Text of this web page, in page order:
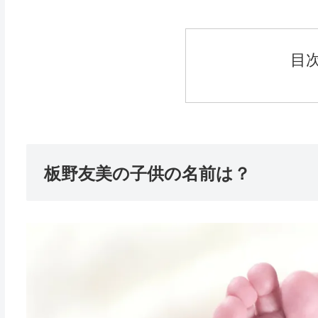
目
板野友美の子供の名前は？